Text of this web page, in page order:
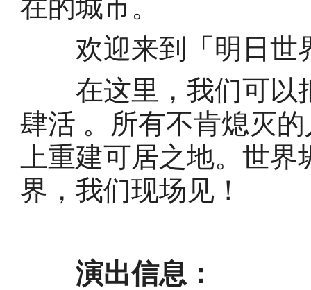
在的城市。
欢迎来到「明日世
在这里，我们可以
肆活 。所有不肯熄灭
上重建可居之地。世
界，我们现场见！
演出信息：